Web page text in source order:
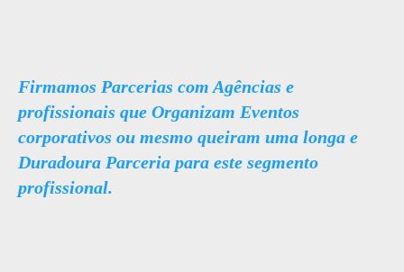
Firmamos Parcerias com Agências e
profissionais que Organizam Eventos
corporativos ou mesmo queiram uma longa e
Duradoura Parceria para este segmento
profissional.